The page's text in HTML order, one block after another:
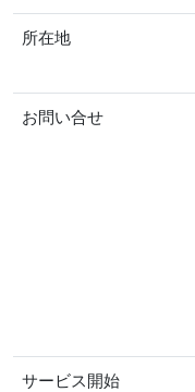
所在地
お問い合せ
サービス開始